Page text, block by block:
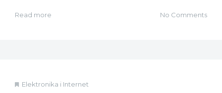
Read more No Comments
Elektronika i Internet